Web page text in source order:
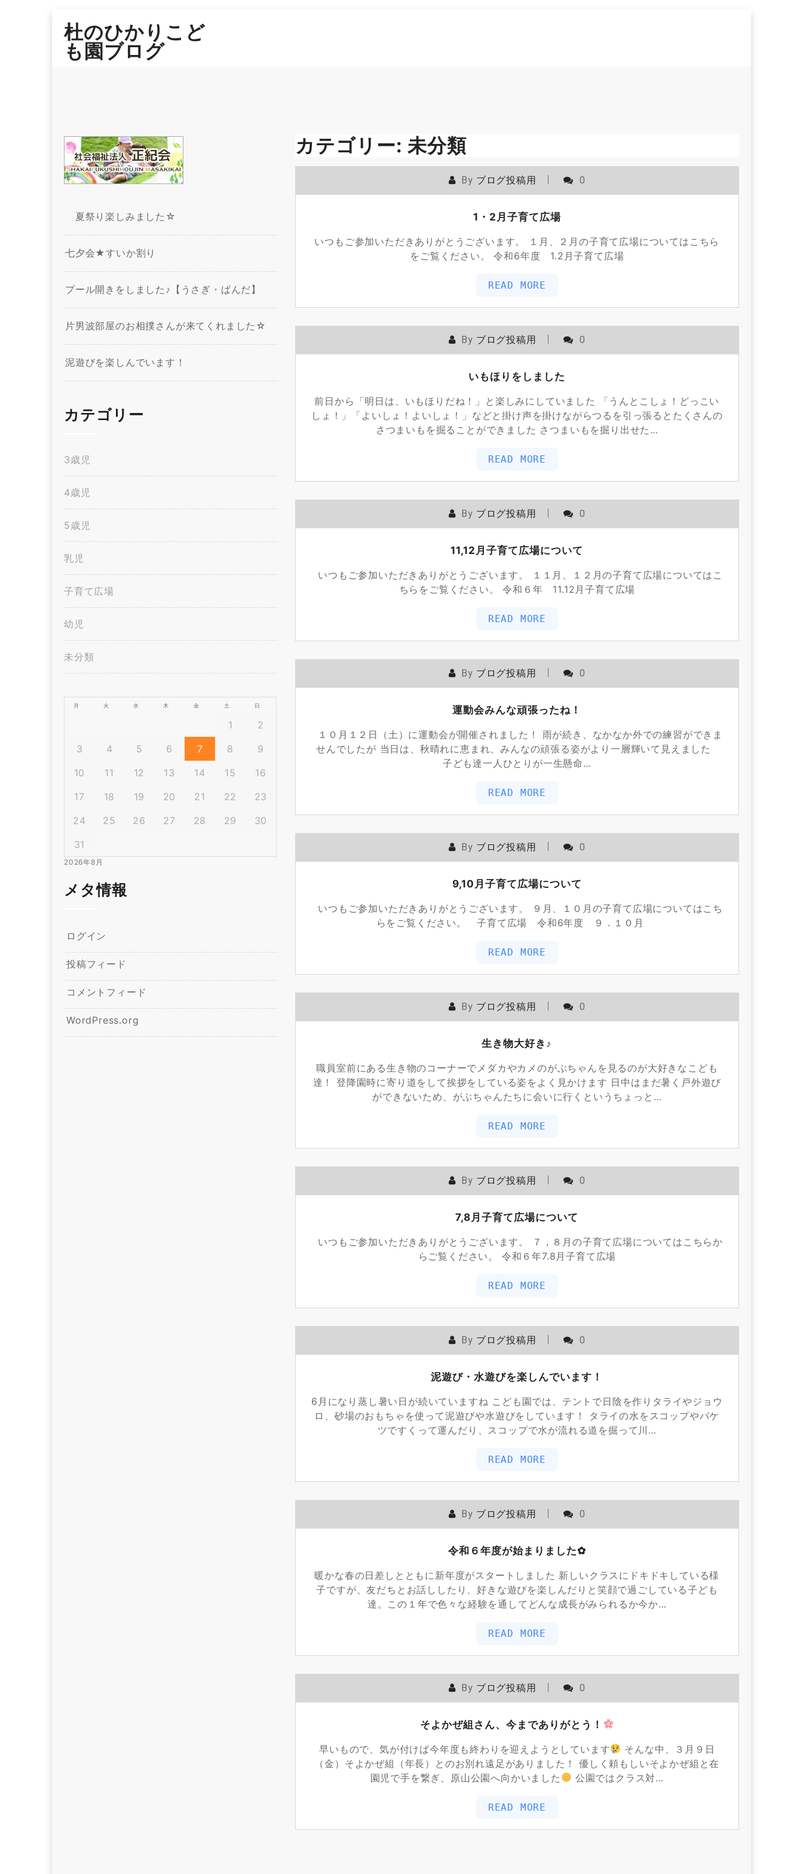
content
杜のひかりこど
も園ブログ
カテゴリー: 未分類
By ブログ投稿用 0
1・2月子育て広場
いつもご参加いただきありがとうございます。 １月、２月の子育て広場についてはこちら
をご覧ください。 令和6年度 1.2月子育て広場
READ MORE
By ブログ投稿用 0
いもほりをしました
前日から「明日は、いもほりだね！」と楽しみにしていました 「うんとこしょ！どっこい
しょ！」「よいしょ！よいしょ！」などと掛け声を掛けながらつるを引っ張るとたくさんの
さつまいもを掘ることができました さつまいもを掘り出せた…
READ MORE
By ブログ投稿用 0
11,12月子育て広場について
いつもご参加いただきありがとうございます。 １１月、１２月の子育て広場についてはこ
ちらをご覧ください。 令和６年 11.12月子育て広場
READ MORE
By ブログ投稿用 0
運動会みんな頑張ったね！
１０月１２日（土）に運動会が開催されました！ 雨が続き、なかなか外での練習ができま
せんでしたが 当日は、秋晴れに恵まれ、みんなの頑張る姿がより一層輝いて見えました
子ども達一人ひとりが一生懸命…
READ MORE
By ブログ投稿用 0
9,10月子育て広場について
いつもご参加いただきありがとうございます。 ９月、１０月の子育て広場についてはこち
らをご覧ください。 子育て広場 令和6年度 ９．１０月
READ MORE
By ブログ投稿用 0
生き物大好き♪
職員室前にある生き物のコーナーでメダカやカメのがぶちゃんを見るのが大好きなこども
達！ 登降園時に寄り道をして挨拶をしている姿をよく見かけます 日中はまだ暑く戸外遊び
ができないため、がぶちゃんたちに会いに行くというちょっと…
READ MORE
By ブログ投稿用 0
7,8月子育て広場について
いつもご参加いただきありがとうございます。 ７，８月の子育て広場についてはこちらか
らご覧ください。 令和６年7.8月子育て広場
READ MORE
By ブログ投稿用 0
泥遊び・水遊びを楽しんでいます！
6月になり蒸し暑い日が続いていますね こども園では、テントで日陰を作りタライやジョウ
ロ、砂場のおもちゃを使って泥遊びや水遊びをしています！ タライの水をスコップやバケ
ツですくって運んだり、スコップで水が流れる道を掘って川…
READ MORE
By ブログ投稿用 0
令和６年度が始まりました✿
暖かな春の日差しとともに新年度がスタートしました 新しいクラスにドキドキしている様
子ですが、友だちとお話ししたり、好きな遊びを楽しんだりと笑顔で過ごしている子ども
達。この１年で色々な経験を通してどんな成長がみられるか今か…
READ MORE
By ブログ投稿用 0
そよかぜ組さん、今までありがとう！
早いもので、気が付けば今年度も終わりを迎えようとしています
そんな中、３月９日
（金）そよかぜ組（年長）とのお別れ遠足がありました！ 優しく頼もしいそよかぜ組と在
園児で手を繋ぎ、原山公園へ向かいました
公園ではクラス対…
READ MORE
夏祭り楽しみました☆
七夕会★すいか割り
プール開きをしました♪【うさぎ・ぱんだ】
片男波部屋のお相撲さんが来てくれました☆
泥遊びを楽しんでいます！
カテゴリー
3歳児
4歳児
5歳児
乳児
子育て広場
幼児
未分類
2026年8月
月 火 水 木 金 土 日
1
2
3
4 5 6 7 8
9
10
11 12 13 14 15
16
17
18 19 20 21 22
23
24
25 26 27 28 29
30
31
メタ情報
ログイン
投稿フィード
コメントフィード
WordPress.org